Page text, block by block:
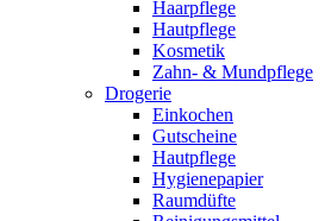
Haarpflege
Hautpflege
Kosmetik
Zahn- & Mundpflege
Drogerie
Einkochen
Gutscheine
Hautpflege
Hygienepapier
Raumdüfte